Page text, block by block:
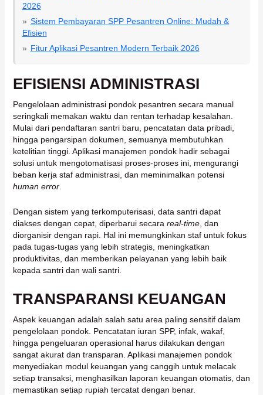
2026
Sistem Pembayaran SPP Pesantren Online: Mudah &
Efisien
Fitur Aplikasi Pesantren Modern Terbaik 2026
EFISIENSI ADMINISTRASI
Pengelolaan administrasi pondok pesantren secara manual
seringkali memakan waktu dan rentan terhadap kesalahan.
Mulai dari pendaftaran santri baru, pencatatan data pribadi,
hingga pengarsipan dokumen, semuanya membutuhkan
ketelitian tinggi. Aplikasi manajemen pondok hadir sebagai
solusi untuk mengotomatisasi proses-proses ini, mengurangi
beban kerja staf administrasi, dan meminimalkan potensi
human error.
Dengan sistem yang terkomputerisasi, data santri dapat
diakses dengan cepat, diperbarui secara real-time, dan
diorganisir dengan rapi. Hal ini memungkinkan staf untuk fokus
pada tugas-tugas yang lebih strategis, meningkatkan
produktivitas, dan memberikan pelayanan yang lebih baik
kepada santri dan wali santri.
TRANSPARANSI KEUANGAN
Aspek keuangan adalah salah satu area paling sensitif dalam
pengelolaan pondok. Pencatatan iuran SPP, infak, wakaf,
hingga pengeluaran operasional harus dilakukan dengan
sangat akurat dan transparan. Aplikasi manajemen pondok
menyediakan modul keuangan yang canggih untuk melacak
setiap transaksi, menghasilkan laporan keuangan otomatis, dan
memastikan setiap rupiah tercatat dengan benar.